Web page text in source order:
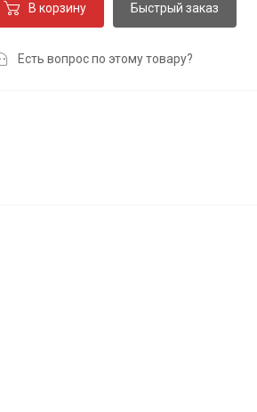
В корзину Быстрый заказ
Есть вопрос по этому товару?